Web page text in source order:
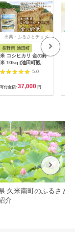
出典：ふるさとチョイ
長野県 池田町
米 コシヒカリ 金の鈴
米 10kg [池田町観光
協会 長野県 池田町
48110005] お米 こし
ひかり 美味しい 池田
町産 はぜ掛け米 はぜ
かけ米
5.0
寄付金額: 37,000 円
久米南町のふるさと
介